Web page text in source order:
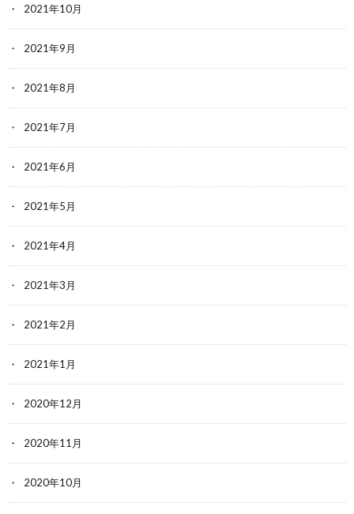
2021年10月
2021年9月
2021年8月
2021年7月
2021年6月
2021年5月
2021年4月
2021年3月
2021年2月
2021年1月
2020年12月
2020年11月
2020年10月